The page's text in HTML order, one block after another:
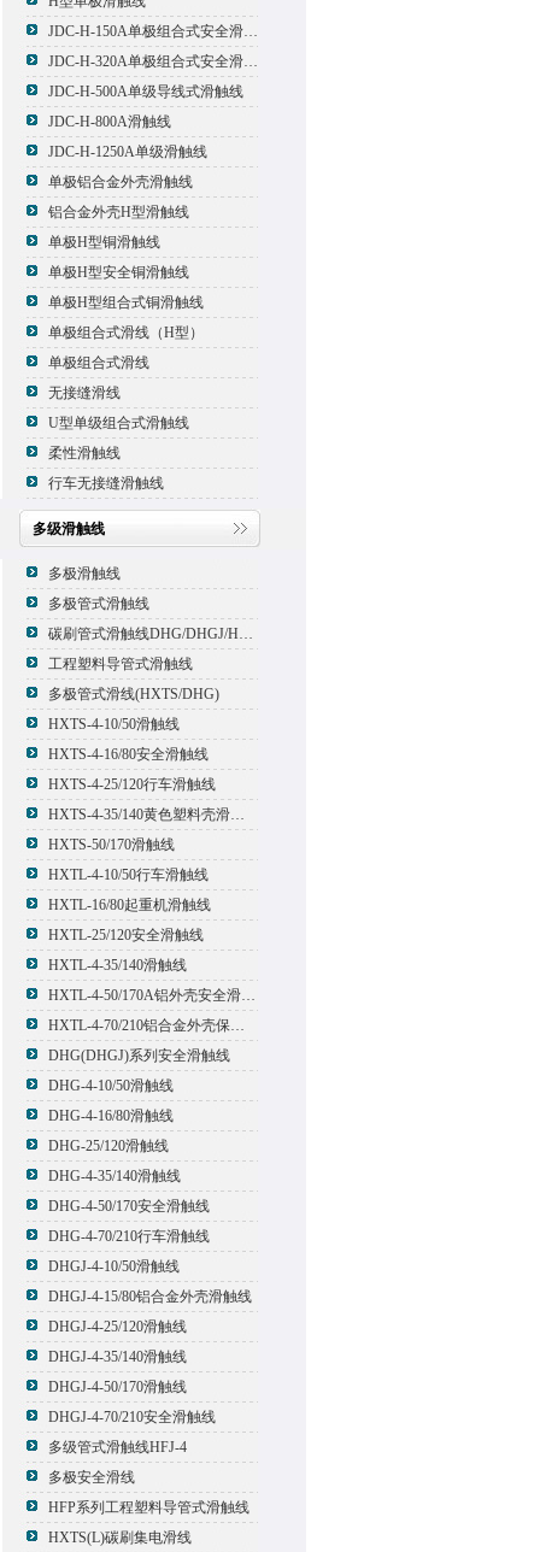
JDC-H-150A单极组合式安全滑触线
JDC-H-320A单极组合式安全滑触线
JDC-H-500A单级导线式滑触线
JDC-H-800A滑触线
JDC-H-1250A单级滑触线
单极铝合金外壳滑触线
铝合金外壳H型滑触线
单极H型铜滑触线
单极H型安全铜滑触线
单极H型组合式铜滑触线
单极组合式滑线（H型）
单极组合式滑线
无接缝滑线
U型单级组合式滑触线
柔性滑触线
行车无接缝滑触线
多级滑触线
多极滑触线
多极管式滑触线
碳刷管式滑触线DHG/DHGJ/HXTL/HXTS-4
工程塑料导管式滑触线
多极管式滑线(HXTS/DHG)
HXTS-4-10/50滑触线
HXTS-4-16/80安全滑触线
HXTS-4-25/120行车滑触线
HXTS-4-35/140黄色塑料壳滑触线
HXTS-50/170滑触线
HXTL-4-10/50行车滑触线
HXTL-16/80起重机滑触线
HXTL-25/120安全滑触线
HXTL-4-35/140滑触线
HXTL-4-50/170A铝外壳安全滑触线
HXTL-4-70/210铝合金外壳保护多极管式滑触线
DHG(DHGJ)系列安全滑触线
DHG-4-10/50滑触线
DHG-4-16/80滑触线
DHG-25/120滑触线
DHG-4-35/140滑触线
DHG-4-50/170安全滑触线
DHG-4-70/210行车滑触线
DHGJ-4-10/50滑触线
DHGJ-4-15/80铝合金外壳滑触线
DHGJ-4-25/120滑触线
DHGJ-4-35/140滑触线
DHGJ-4-50/170滑触线
DHGJ-4-70/210安全滑触线
多级管式滑触线HFJ-4
多极安全滑线
HFP系列工程塑料导管式滑触线
HXTS(L)碳刷集电滑线